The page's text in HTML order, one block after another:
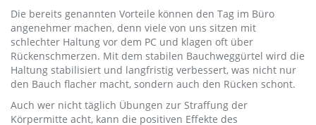
Die bereits genannten Vorteile können den Tag im Büro
angenehmer machen, denn viele von uns sitzen mit
schlechter Haltung vor dem PC und klagen oft über
Rückenschmerzen. Mit dem stabilen Bauchweggürtel wird die
Haltung stabilisiert und langfristig verbessert, was nicht nur
den Bauch flacher macht, sondern auch den Rücken schont.
Auch wer nicht täglich Übungen zur Straffung der
Körpermitte acht, kann die positiven Effekte des